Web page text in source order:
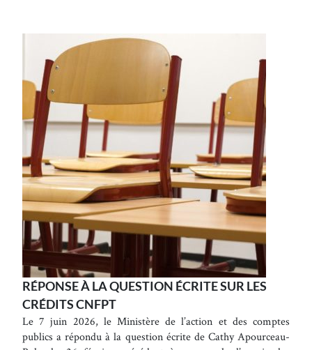
RÉPONSE À LA QUESTION ÉCRITE SUR LES
CRÉDITS CNFPT
Le 7 juin 2026, le Ministère de l’action et des comptes
publics a répondu à la question écrite de Cathy Apourceau-